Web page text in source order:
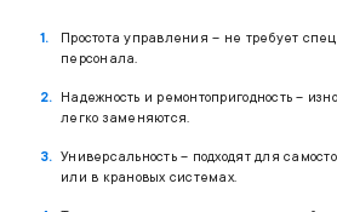
Простота управления – не требует
персонала.
Надежность и ремонтопригодность –
легко заменяются.
Универсальность – подходят для
или в крановых системах.